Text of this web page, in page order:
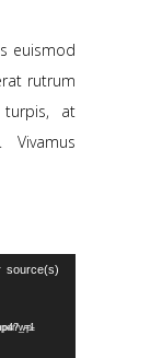
euismod
rutrum
at
source(s)
movie.mp4?_=1